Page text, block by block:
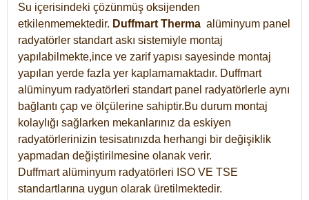
Su içerisindeki çözünmüş oksijenden
etkilenmemektedir. Duffmart Therma alüminyum panel
radyatörler standart askı sistemiyle montaj
yapılabilmekte,ince ve zarif yapısı sayesinde montaj
yapılan yerde fazla yer kaplamamaktadır. Duffmart
alüminyum radyatörleri standart panel radyatörlerle aynı
bağlantı çap ve ölçülerine sahiptir.Bu durum montaj
kolaylığı sağlarken mekanlarınız da eskiyen
radyatörlerinizin tesisatınızda herhangi bir değişiklik
yapmadan değiştirilmesine olanak verir.
Duffmart alüminyum radyatörleri ISO VE TSE
standartlarına uygun olarak üretilmektedir.